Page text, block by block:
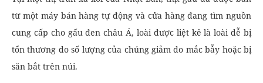
từ một máy bán hàng tự động và cửa hàng đang tìm nguồn
cung cấp cho gấu đen châu Á, loài được liệt kê là loài dễ bị
tổn thương do số lượng của chúng giảm do mắc bẫy hoặc bị
săn bắt trên núi.